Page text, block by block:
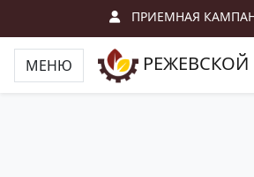
ПРИЕМНАЯ
МЕНЮ